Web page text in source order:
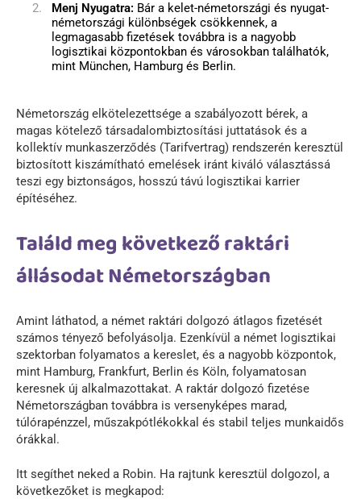
Menj Nyugatra: Bár a kelet-németországi és nyugat-
németországi különbségek csökkennek, a
legmagasabb fizetések továbbra is a nagyobb
logisztikai központokban és városokban találhatók,
mint München, Hamburg és Berlin.
Németország elkötelezettsége a szabályozott bérek, a
magas kötelező társadalombiztosítási juttatások és a
kollektív munkaszerződés (Tarifvertrag) rendszerén keresztül
biztosított kiszámítható emelések iránt kiváló választássá
teszi egy biztonságos, hosszú távú logisztikai karrier
építéséhez.
Találd meg következő raktári
állásodat Németországban
Amint láthatod, a német raktári dolgozó átlagos fizetését
számos tényező befolyásolja. Ezenkívül a német logisztikai
szektorban folyamatos a kereslet, és a nagyobb központok,
mint Hamburg, Frankfurt, Berlin és Köln, folyamatosan
keresnek új alkalmazottakat. A raktár dolgozó fizetése
Németországban továbbra is versenyképes marad,
túlórapénzzel, műszakpótlékokkal és stabil teljes munkaidős
órákkal.
Itt segíthet neked a Robin. Ha rajtunk keresztül dolgozol, a
következőket is megkapod: